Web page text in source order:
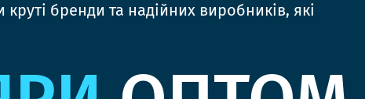
бренди та надійних виробників, які